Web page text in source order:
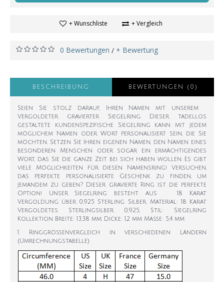
+ Wunschliste + Vergleich
0 Bewertungen / + Bewertung
BESCHREIBUNG BEWERTUNGEN (0)
Seien Sie stolz darauf, Ihren Namen mit unserem
Vergoldeter gravierter Siegelring. Dieser tadellos
gestaltete kundenspezifische Siegelring kann mit jedem
möglichem Namen oder Wort personalisiert sein, die Sie
möchten. Setzen Sie Ihren eigenen Namen, den Namen eines
besonderen Menschen oder sogar ein ermächtigendes
Wort, das Sie die ganze Zeit bei sich haben wollen. Es gibt
viele Möglichkeiten für diesen Namensring! Versuchen,
das perfekte personalisierte Geschenk zu finden, um
jemandem zu geben? Dieser gravierte Ring ist die perfekte
Option! Unser Siegelring besteht aus 18 Karat
Vergoldung über 0,925 Sterling Silber. Material: 18 Karat
Vergoldetes Sterlingsilber 0,925, Stil: Siegelring
Kollektion Breite: 13,38 mm, Dicke: 1,2 mm Maße: 5,4 mm
1. Ringgrößenvergleich in verschiedenen Ländern
(Umrechnungstabelle)